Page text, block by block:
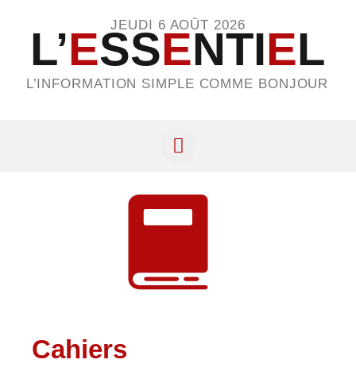
JEUDI 6 AOÛT 2026
L’ESSENTIEL
L’INFORMATION SIMPLE COMME BONJOUR
Cahiers